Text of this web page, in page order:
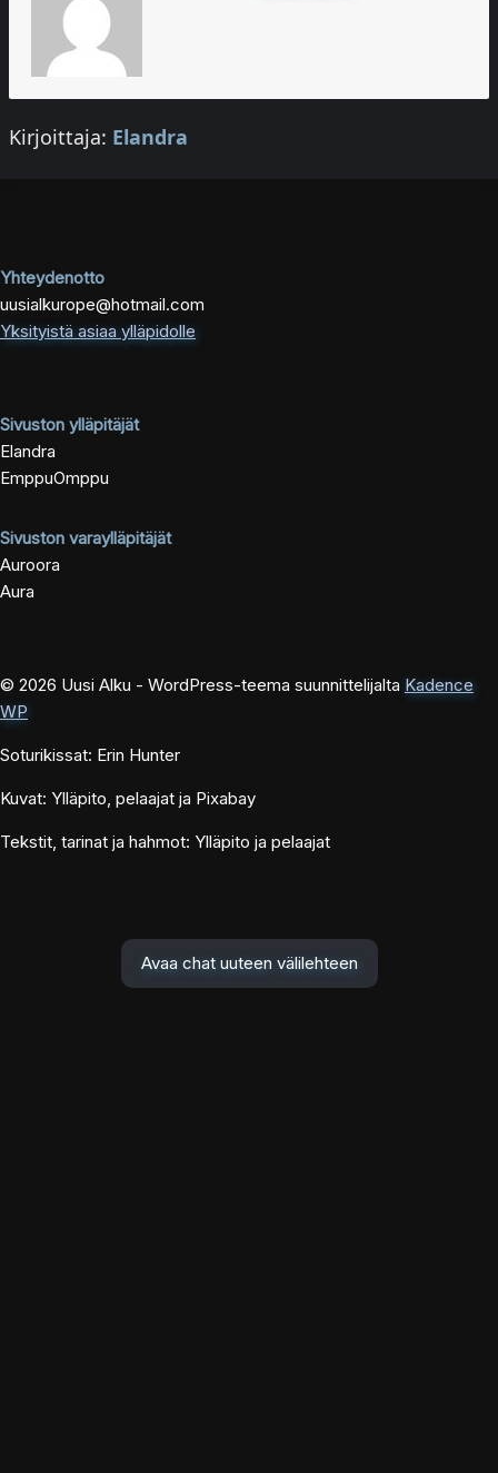
Kirjoittaja: Elandra
Yhteydenotto
uusialkurope@hotmail.com
Yksityistä asiaa ylläpidolle
Sivuston ylläpitäjät
Elandra
EmppuOmppu
Sivuston varaylläpitäjät
Auroora
Aura
© 2026 Uusi Alku - WordPress-teema suunnittelijalta Kadence
WP
Soturikissat: Erin Hunter
Kuvat: Ylläpito, pelaajat ja Pixabay
Tekstit, tarinat ja hahmot: Ylläpito ja pelaajat
Avaa chat uuteen välilehteen